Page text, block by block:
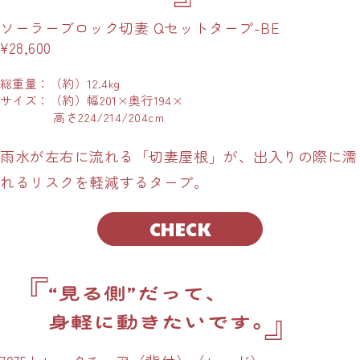
ソーラーブロック切妻 Qセットタープ-BE
¥28,600
総重量：（約）12.4kg
サイズ：（約）幅201×奥行194×
高さ224/214/204cm
雨水が左右に流れる「切妻屋根」が、出入りの際に濡
れるリスクを軽減するタープ。
CHECK